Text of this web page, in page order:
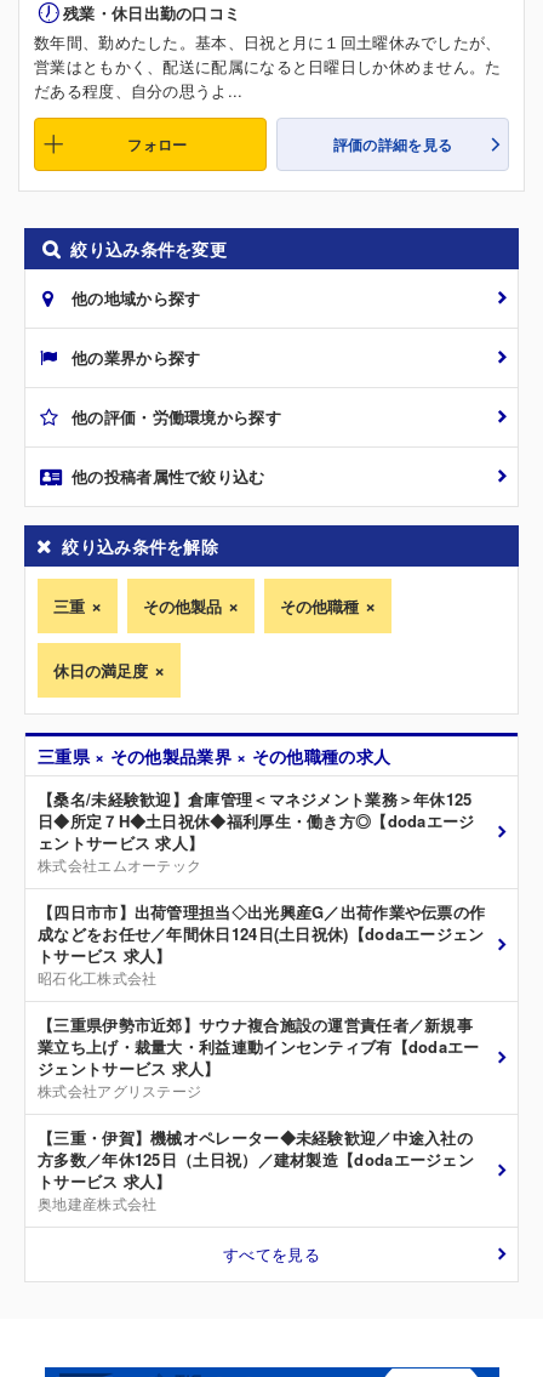
残業・休日出勤の口コミ
数年間、勤めたした。基本、日祝と月に１回土曜休みでしたが、
営業はともかく、配送に配属になると日曜日しか休めません。た
だある程度、自分の思うよ...
フォロー 評価の詳細を見る
絞り込み条件を変更
他の地域から探す
他の業界から探す
他の評価・労働環境から探す
他の投稿者属性で絞り込む
絞り込み条件を解除
三重 その他製品 その他職種
休日の満足度
三重県 × その他製品業界 × その他職種の求人
【桑名/未経験歓迎】倉庫管理＜マネジメント業務＞年休125
日◆所定７H◆土日祝休◆福利厚生・働き方◎【dodaエージ
ェントサービス 求人】
株式会社エムオーテック
【四日市市】出荷管理担当◇出光興産G／出荷作業や伝票の作
成などをお任せ／年間休日124日(土日祝休)【dodaエージェン
トサービス 求人】
昭石化工株式会社
【三重県伊勢市近郊】サウナ複合施設の運営責任者／新規事
業立ち上げ・裁量大・利益連動インセンティブ有【dodaエー
ジェントサービス 求人】
株式会社アグリステージ
【三重・伊賀】機械オペレーター◆未経験歓迎／中途入社の
方多数／年休125日（土日祝）／建材製造【dodaエージェン
トサービス 求人】
奥地建産株式会社
すべてを見る